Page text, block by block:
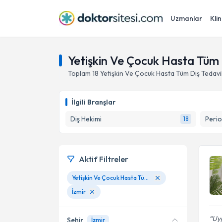
Uzmanlar
Yetişkin Ve Çocuk Hasta
Toplam 18 Yetişkin Ve Çocuk Hasta Tüm Diş
İlgili Branşlar
Diş Hekimi
18
Aktif Filtreler
Yetişkin Ve Çocuk Hasta Tüm Diş Tedavileri
İzmir
Şehir İzmir